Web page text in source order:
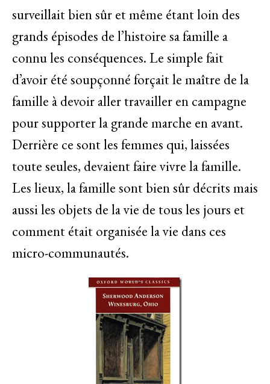
surveillait bien sûr et même étant loin des
grands épisodes de l’histoire sa famille a
connu les conséquences. Le simple fait
d’avoir été soupçonné forçait le maître de la
famille à devoir aller travailler en campagne
pour supporter la grande marche en avant.
Derrière ce sont les femmes qui, laissées
toute seules, devaient faire vivre la famille.
Les lieux, la famille sont bien sûr décrits mais
aussi les objets de la vie de tous les jours et
comment était organisée la vie dans ces
micro-communautés.